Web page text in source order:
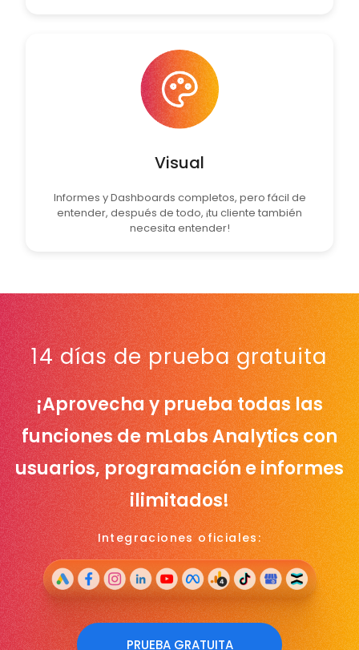
Visual
Informes y Dashboards completos, pero fácil de
entender, después de todo, ¡tu cliente también
necesita entender!
14 días de prueba gratuita
¡Aprovecha y prueba todas las
funciones de mLabs Analytics con
usuarios, programación e informes
ilimitados!
Integraciones oficiales:
PRUEBA GRATUITA